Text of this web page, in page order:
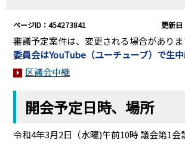
ページID：454273841 更新
審議予定案件は、変更される場合がありま
委員会はYouTube（ユーチューブ）で生中
区議会中継
開会予定日時、場所
令和4年3月2日（水曜)午前10時 議会第1会